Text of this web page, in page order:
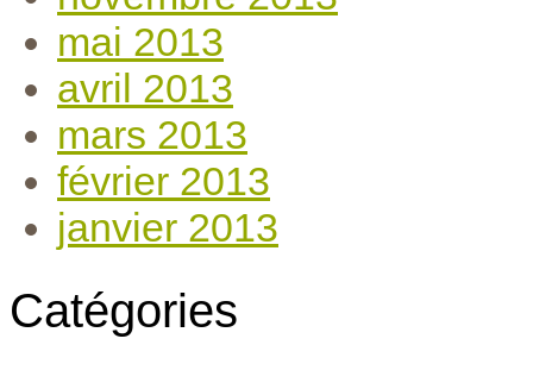
mai 2013
avril 2013
mars 2013
février 2013
janvier 2013
Catégories